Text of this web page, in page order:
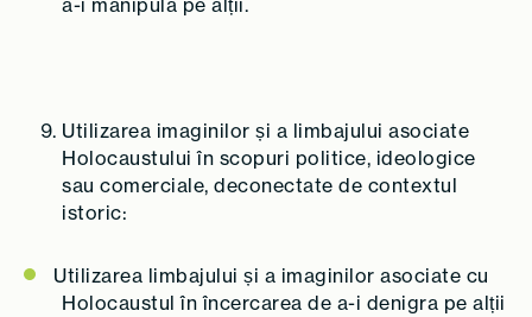
a-i manipula pe alții.
Utilizarea imaginilor și a limbajului asociate
Holocaustului în scopuri politice, ideologice
sau comerciale, deconectate de contextul
istoric:
Utilizarea limbajului și a imaginilor asociate cu
Holocaustul în încercarea de a-i denigra pe alții